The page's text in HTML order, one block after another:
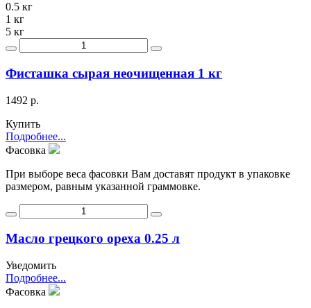
0.5 кг
1 кг
5 кг
Фисташка сырая неочищенная 1 кг
1492 р.
Купить
Подробнее...
Фасовка
При выборе веса фасовки Вам доставят продукт в упаковке
размером, равным указанной граммовке.
Масло грецкого ореха 0.25 л
Уведомить
Подробнее...
Фасовка